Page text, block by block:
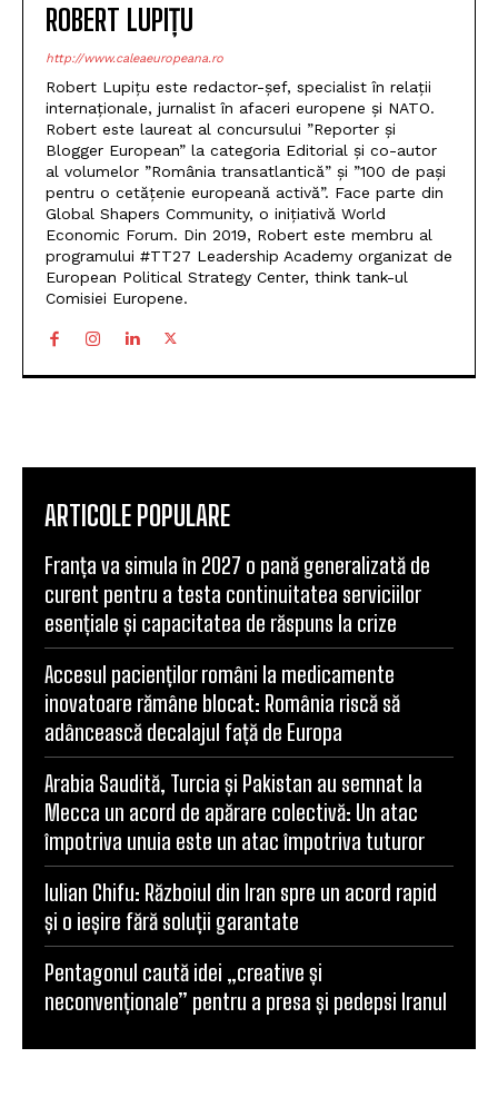
ROBERT LUPIȚU
http://www.caleaeuropeana.ro
Robert Lupițu este redactor-șef, specialist în relații
internaționale, jurnalist în afaceri europene și NATO.
Robert este laureat al concursului ”Reporter și
Blogger European” la categoria Editorial și co-autor
al volumelor ”România transatlantică” și ”100 de pași
pentru o cetățenie europeană activă”. Face parte din
Global Shapers Community, o inițiativă World
Economic Forum. Din 2019, Robert este membru al
programului #TT27 Leadership Academy organizat de
European Political Strategy Center, think tank-ul
Comisiei Europene.
ARTICOLE POPULARE
Franța va simula în 2027 o pană generalizată de
curent pentru a testa continuitatea serviciilor
esențiale și capacitatea de răspuns la crize
Accesul pacienților români la medicamente
inovatoare rămâne blocat: România riscă să
adâncească decalajul față de Europa
Arabia Saudită, Turcia și Pakistan au semnat la
Mecca un acord de apărare colectivă: Un atac
împotriva unuia este un atac împotriva tuturor
Iulian Chifu: Războiul din Iran spre un acord rapid
și o ieșire fără soluții garantate
Pentagonul caută idei „creative și
neconvenționale” pentru a presa și pedepsi Iranul